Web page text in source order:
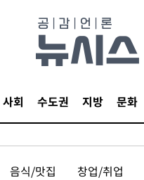
사회 수도권 지방 문화
음식/맛집 창업/취업